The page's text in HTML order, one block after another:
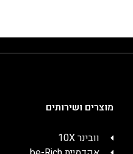
מוצרים ושירותים
וובינר 10X